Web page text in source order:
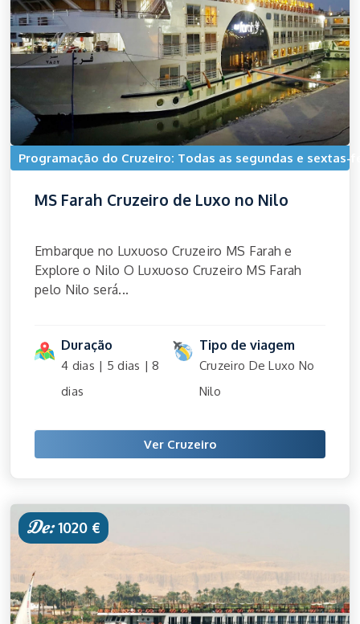
Programação do Cruzeiro: Todas as segundas e sextas-
MS Farah Cruzeiro de Luxo no Nilo
Embarque no Luxuoso Cruzeiro MS Farah e
Explore o Nilo O Luxuoso Cruzeiro MS Farah
pelo Nilo será...
Duração
4 dias | 5 dias | 8
dias
Tipo de viagem
Cruzeiro De Luxo No
Nilo
Ver Cruzeiro
De:1020 €